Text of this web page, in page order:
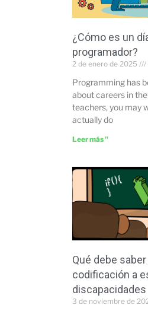
¿Cómo es un
programador?
2 de enero de 2025
Programming has
about careers in
teachers, you may
actually do
Leer más "
Qué debe
codificación a
discapacidades
3 de noviembre de